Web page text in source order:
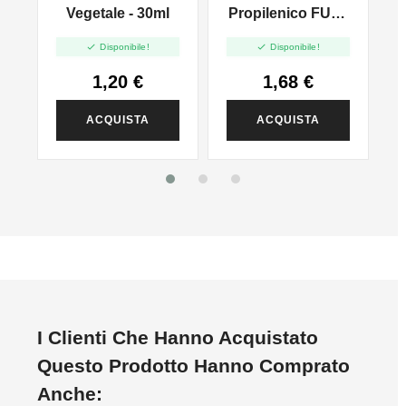
Vegetale - 30ml
 Disponibile!
1,20 €
ACQUISTA
Propilenico FULL
 Disponibile!
1,68 €
ACQUISTA
I Clienti Che Hanno Acquistato
Questo Prodotto Hanno Comprato
Anche: